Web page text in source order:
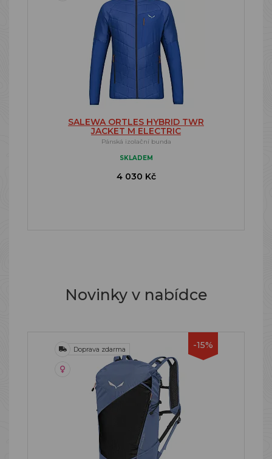
SALEWA ORTLES HYBRID TWR
JACKET M ELECTRIC
Pánská izolační bunda
SKLADEM
4 030 Kč
Novinky v nabídce
-15%
Doprava zdarma